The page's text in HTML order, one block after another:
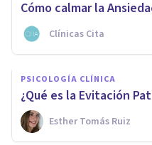
Cómo calmar la
Clínicas Cita
PSICOLOGÍA CLÍNICA
¿Qué es la Evitación
Esther Tomás Ruiz